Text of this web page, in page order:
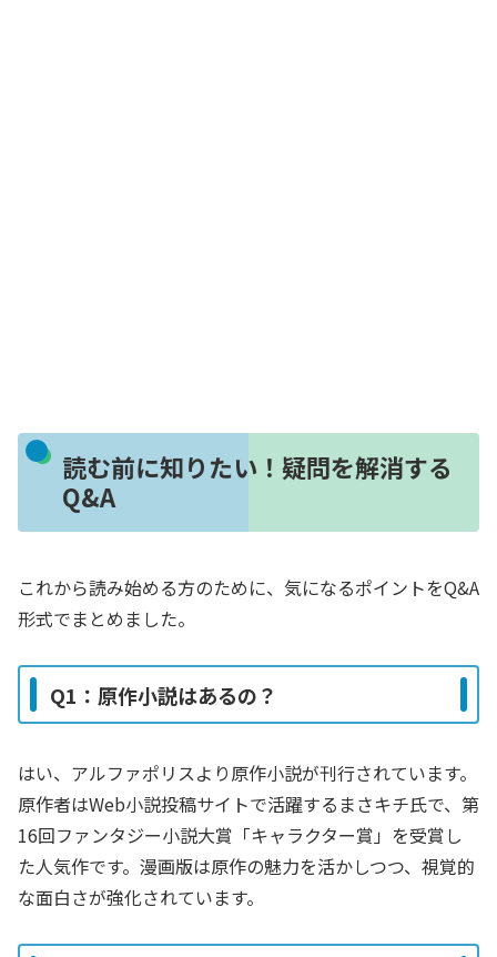
読む前に知りたい！疑問を解消する
Q&A
これから読み始める方のために、気になるポイントをQ&A
形式でまとめました。
Q1：原作小説はあるの？
はい、アルファポリスより原作小説が刊行されています。
原作者はWeb小説投稿サイトで活躍するまさキチ氏で、第
16回ファンタジー小説大賞「キャラクター賞」を受賞し
た人気作です。漫画版は原作の魅力を活かしつつ、視覚的
な面白さが強化されています。